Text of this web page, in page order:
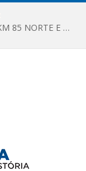
OBRAS DA QUADRA POLIESPORTIVA DO KM 85 NORTE E DA ESCOLA GASPAR VIANA AVANÇAM